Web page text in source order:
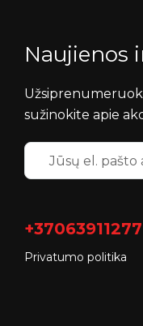
Naujienos
sužinokite apie
+37063911277
Privatumo politika